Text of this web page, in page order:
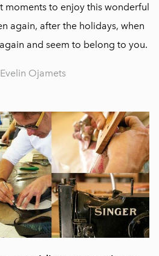
moments to enjoy this wonderful
again, after the holidays, when
and seem to belong to you.
Evelin Ojamets